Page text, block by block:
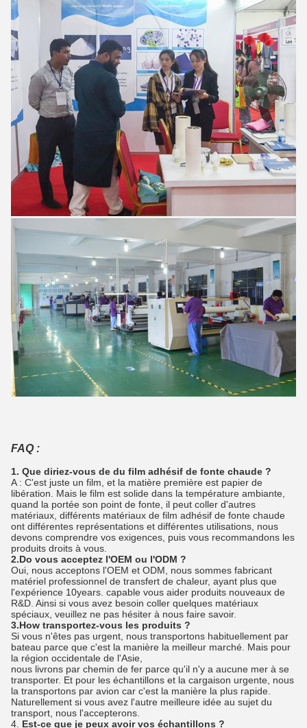
FAQ :
1. Que diriez-vous de du film adhésif de fonte chaude ?
A : C'est juste un film, et la matière première est papier de
libération. Mais le film est solide dans la température ambiante,
quand la portée son point de fonte, il peut coller d'autres
matériaux, différents matériaux de film adhésif de fonte chaude
ont différentes représentations et différentes utilisations, nous
devons comprendre vos exigences, puis vous recommandons les
produits droits à vous.
2.Do vous acceptez l'OEM ou l'ODM ?
Oui, nous acceptons l'OEM et ODM, nous sommes fabricant
matériel professionnel de transfert de chaleur, ayant plus que
l'expérience 10years. capable vous aider produits nouveaux de
R&D. Ainsi si vous avez besoin coller quelques matériaux
spéciaux, veuillez ne pas hésiter à nous faire savoir.
3.How transportez-vous les produits ?
Si vous n'êtes pas urgent, nous transportons habituellement par
bateau parce que c'est la manière la meilleur marché. Mais pour
la région occidentale de l'Asie,
nous livrons par chemin de fer parce qu'il n'y a aucune mer à se
transporter. Et pour les échantillons et la cargaison urgente, nous
la transportons par avion car c'est la manière la plus rapide.
Naturellement si vous avez l'autre meilleure idée au sujet du
transport, nous l'accepterons.
4. Est-ce que je peux avoir vos échantillons ?